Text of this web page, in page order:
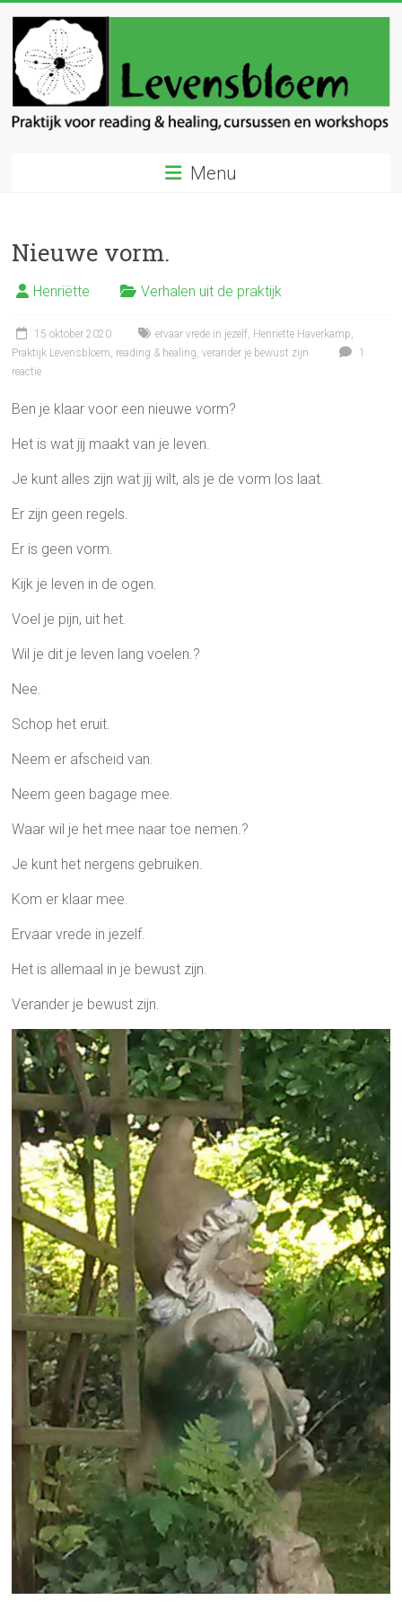
inhoud
Levensbloem
en
Menu
Nieuwe vorm.
Henriëtte Verhalen uit de praktijk
15 oktober 2020 ervaar vrede in jezelf, Henriëtte Haverkamp,
Praktijk Levensbloem, reading & healing,verander je bewust zijn
1
reactie
Ben je klaar voor een nieuwe vorm?
Het is wat jij maakt van je leven.
Je kunt alles zijn wat jij wilt, als je de vorm los laat.
Er zijn geen regels.
Er is geen vorm.
Kijk je leven in de ogen.
Voel je pijn, uit het.
Wil je dit je leven lang voelen.?
Nee.
Schop het eruit.
Neem er afscheid van.
Neem geen bagage mee.
Waar wil je het mee naar toe nemen.?
Je kunt het nergens gebruiken.
Kom er klaar mee.
Ervaar vrede in jezelf.
Het is allemaal in je bewust zijn.
Verander je bewust zijn.